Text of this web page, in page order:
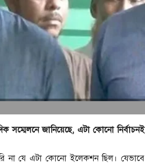
সম্মেলনে জানিয়েছে, এটা কোনো নির্বাচনই
না যে এটা কোনো ইলেকশন ছিল। যেভাবে